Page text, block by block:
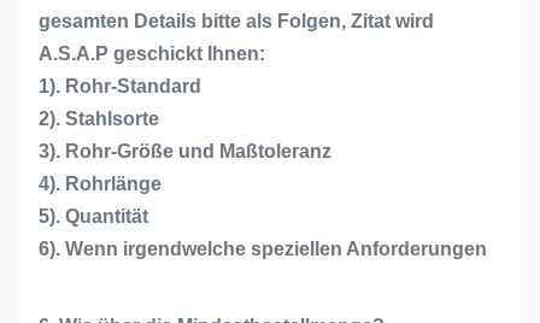
gesamten Details bitte als Folgen, Zitat wird
A.S.A.P geschickt Ihnen:
1). Rohr-Standard
2). Stahlsorte
3). Rohr-Größe und Maßtoleranz
4). Rohrlänge
5). Quantität
6). Wenn irgendwelche speziellen Anforderungen